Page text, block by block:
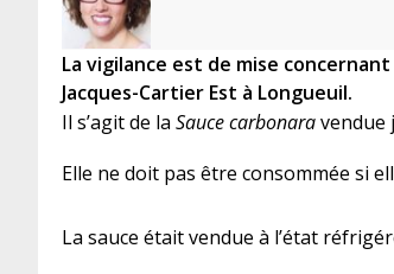
La vigilance est de mise
Jacques-Cartier Est à Longueuil.
Il s’agit de la Sauce carbonaravendue
Elle ne doit pas être consommée si
La sauce était vendue à l’état